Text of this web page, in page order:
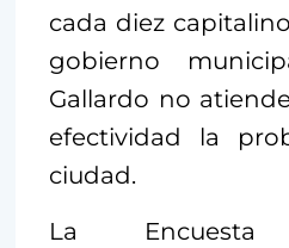
cada diez
gobierno
Gallardo no
efectividad la
ciudad.
La